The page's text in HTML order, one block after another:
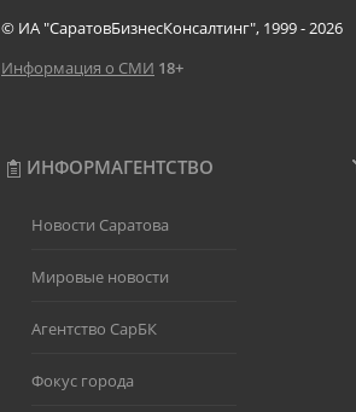
© ИА "СаратовБизнесКонсалтинг", 1999 - 2026
Информация о СМИ 18+
ИНФОРМАГЕНТСТВО
Новости Саратова
Мировые новости
Агентство СарБК
Фокус города